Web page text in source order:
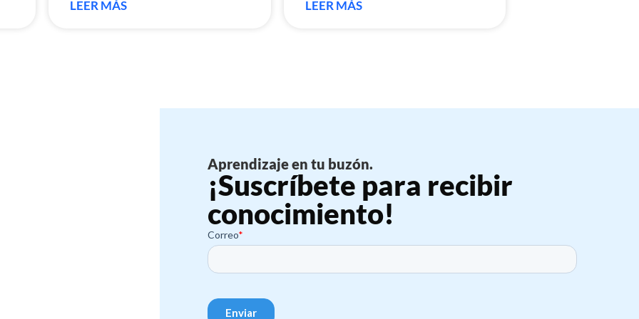
LEER MÁS LEER MÁS
Aprendizaje en tu buzón.
¡Suscríbete para recibir
conocimiento!